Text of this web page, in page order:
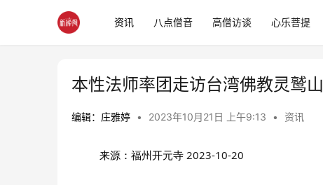
资讯 八点僧音 高僧访谈 心乐菩提
本性法师率团走访台湾佛教灵鹫山
编辑：庄雅婷 • 2023年10月21日 上午9:13 • 资讯
来源：福州开元寺 2023-10-20